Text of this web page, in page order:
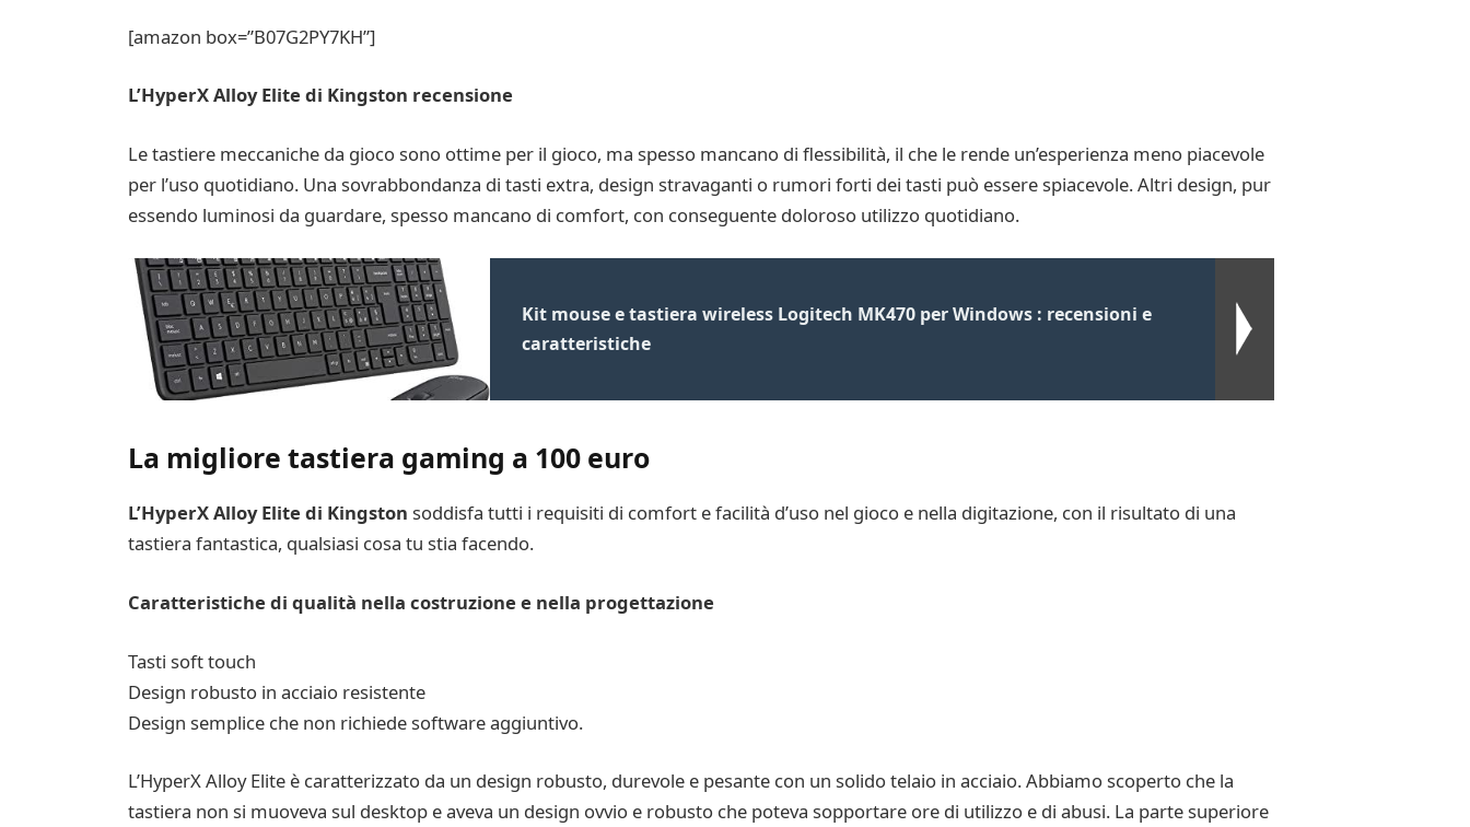
[amazon box=”B07G2PY7KH”]
L’HyperX Alloy Elite di Kingston recensione
Le tastiere meccaniche da gioco sono ottime per il gioco, ma spesso mancano di flessibilità, il che le rende un’esperienza meno piacevole
per l’uso quotidiano. Una sovrabbondanza di tasti extra, design stravaganti o rumori forti dei tasti può essere spiacevole. Altri design, pur
essendo luminosi da guardare, spesso mancano di comfort, con conseguente doloroso utilizzo quotidiano.
Kit mouse e tastiera wireless Logitech MK470 per Windows : recensioni e
caratteristiche
La migliore tastiera gaming a 100 euro
L’HyperX Alloy Elite di Kingston soddisfa tutti i requisiti di comfort e facilità d’uso nel gioco e nella digitazione, con il risultato di una
tastiera fantastica, qualsiasi cosa tu stia facendo.
Caratteristiche di qualità nella costruzione e nella progettazione
Tasti soft touch
Design robusto in acciaio resistente
Design semplice che non richiede software aggiuntivo.
L’HyperX Alloy Elite è caratterizzato da un design robusto, durevole e pesante con un solido telaio in acciaio. Abbiamo scoperto che la
tastiera non si muoveva sul desktop e aveva un design ovvio e robusto che poteva sopportare ore di utilizzo e di abusi. La parte superiore